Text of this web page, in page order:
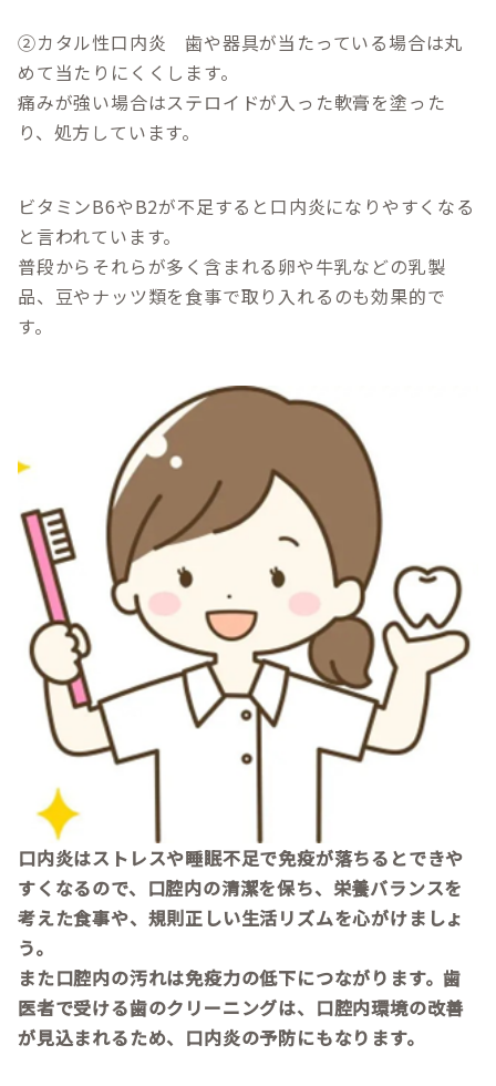
②カタル性口内炎 歯や器具が当たっている場合は丸
めて当たりにくくします。
痛みが強い場合はステロイドが入った軟膏を塗った
り、処方しています。
ビタミンB6やB2が不足すると口内炎になりやすくなる
と言われています。
普段からそれらが多く含まれる卵や牛乳などの乳製
品、豆やナッツ類を食事で取り入れるのも効果的で
す。
口内炎はストレスや睡眠不足で免疫が落ちるとできや
すくなるので、口腔内の清潔を保ち、栄養バランスを
考えた食事や、規則正しい生活リズムを心がけましょ
う。
また口腔内の汚れは免疫力の低下につながります。歯
医者で受ける歯のクリーニングは、口腔内環境の改善
が見込まれるため、口内炎の予防にもなります。